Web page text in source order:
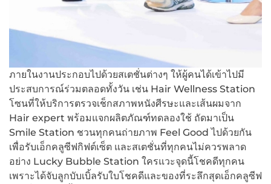
ภายในงานประกอบไปด้วยสเตชั่นต่างๆ ให้ผู้คนได้เข้าไปมี
ประสบการณ์ร่วมตลอดทั้งวัน เช่น Hair Wellness Station
โซนที่ให้บริการตรวจเช็กสภาพหนังศีรษะและเส้นผมจาก
Hair expert พร้อมแจกผลิตภัณฑ์ทดลองใช้ ถัดมาเป็น
Smile Station ชวนทุกคนถ่ายภาพ Feel Good ไปด้วยกัน
เพื่อรับเอ็กคลูซีฟกิฟต์เซ็ต และสเตชั่นที่ทุกคนไม่ควรพลาด
อย่าง Lucky Bubble Station ใครแวะจุดนี้โชคดีทุกคน
เพราะได้จับลูกบับเบิ้ลรับใบโชคดีและของที่ระลึกสุดเอ็กคลูซีฟ